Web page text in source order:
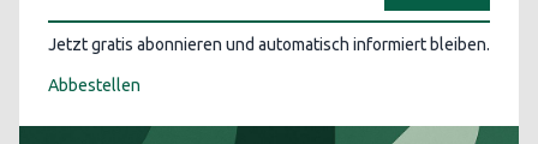
Jetzt gratis abonnieren und automatisch informiert bleiben.
Abbestellen